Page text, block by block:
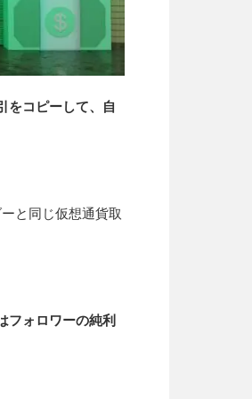
をコピーして、自
と同じ仮想通貨取
フォロワーの純利